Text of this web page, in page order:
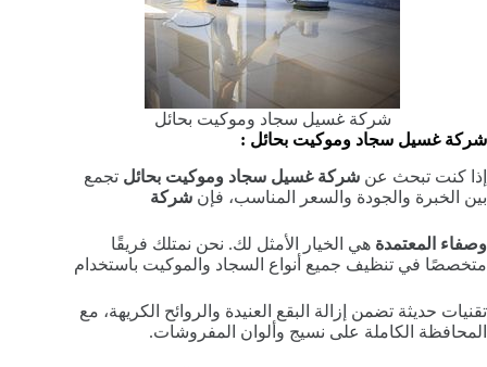
شركة غسيل سجاد وموكيت بحائل
شركة غسيل سجاد وموكيت بحائل :
إذا كنت تبحث عن شركة غسيل سجاد وموكيت بحائل تجمع
بين الخبرة والجودة والسعر المناسب، فإن شركة
وصفاء المعتمدة هي الخيار الأمثل لك. نحن نمتلك فريقًا
متخصصًا في تنظيف جميع أنواع السجاد والموكيت باستخدام
تقنيات حديثة تضمن إزالة البقع العنيدة والروائح الكريهة، مع
المحافظة الكاملة على نسيج وألوان المفروشات.